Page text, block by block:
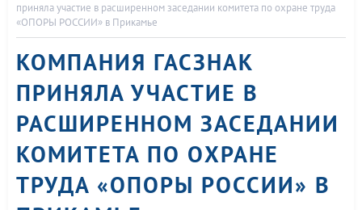
приняла участие в расширенном заседании комитета по охране труда
«ОПОРЫ РОССИИ» в Прикамье
КОМПАНИЯ ГАСЗНАК
ПРИНЯЛА УЧАСТИЕ В
РАСШИРЕННОМ ЗАСЕДАНИИ
КОМИТЕТА ПО ОХРАНЕ
ТРУДА «ОПОРЫ РОССИИ» В